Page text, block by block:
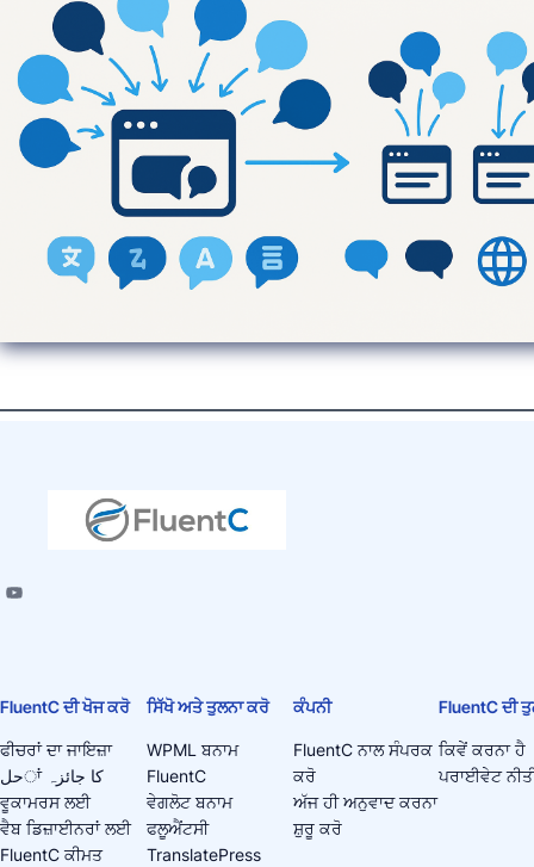
FluentC ਦੀ ਖੋਜ ਕਰੋ
ਫੀਚਰਾਂ ਦਾ ਜਾਇਜ਼ਾ
حلਾਂ کا جائزہ
ਵੂਕਾਮਰਸ ਲਈ
ਵੈਬ ਡਿਜ਼ਾਈਨਰਾਂ ਲਈ
FluentC ਕੀਮਤ
ਸਿੱਖੋ ਅਤੇ ਤੁਲਨਾ ਕਰੋ
WPML ਬਨਾਮ
FluentC
ਵੇਗਲੋਟ ਬਨਾਮ
ਫਲੂਐਂਟਸੀ
TranslatePress
ਕੰਪਨੀ
FluentC ਨਾਲ ਸੰਪਰਕ
ਕਰੋ
ਅੱਜ ਹੀ ਅਨੁਵਾਦ ਕਰਨਾ
ਸ਼ੁਰੂ ਕਰੋ
FluentC ਦੀ
ਕਿਵੇਂ ਕਰਨਾ ਹੈ
ਪਰਾਈਵੇਟ